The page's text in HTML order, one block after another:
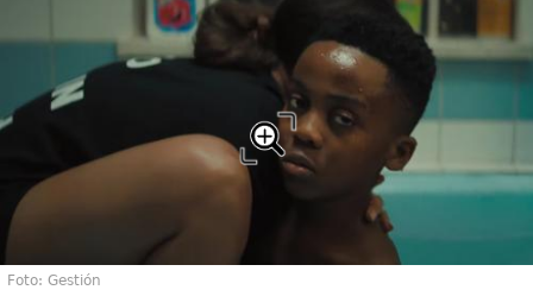
Foto: Gestión